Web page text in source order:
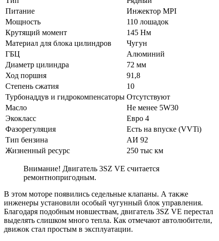
Питание
Инжектор MPI
Мощность
110 лошадок
Крутящий момент
145 Нм
Материал для блока цилиндров
Чугун
ГБЦ
Алюминий
Диаметр цилиндра
72 мм
Ход поршня
91,8
Степень сжатия
10
Турбонаддув и гидрокомпенсаторы Отсутствуют
Масло
Не менее 5W30
Экокласс
Евро 4
Фазорегуляция
Есть на впуске (VVTi)
Тип бензина
АИ 92
Жизненный ресурс
250 тыс км
Внимание! Двигатель 3SZ VE считается
ремонтнопригодным.
В этом моторе появились седельные клапаны. А также
инженеры установили особый чугунный блок управления.
Благодаря подобным новшествам, двигатель 3SZ VE перестал
выделять слишком много тепла. Как отмечают автолюбители,
движок стал простым в эксплуатации.